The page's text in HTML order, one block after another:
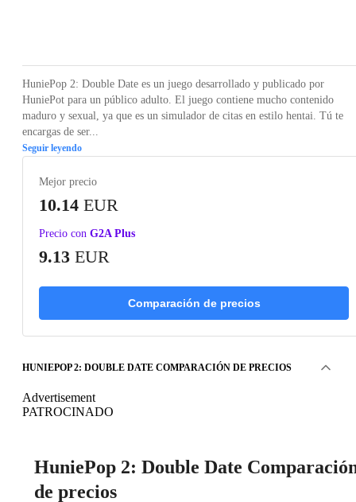
HuniePop 2: Double Date es un juego desarrollado y publicado por
HuniePot para un público adulto. El juego contiene mucho contenido
maduro y sexual, ya que es un simulador de citas en estilo hentai. Tú te
encargas de ser...
Seguir leyendo
Mejor precio
10.14 EUR
Precio con G2A Plus
9.13 EUR
Comparación de precios
HUNIEPOP 2: DOUBLE DATE COMPARACIÓN DE PRECIOS
Advertisement
PATROCINADO
HuniePop 2: Double Date
de precios